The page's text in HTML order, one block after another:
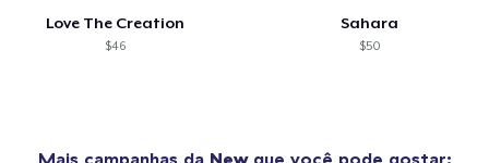
Love The Creation
$46
Sahara
$50